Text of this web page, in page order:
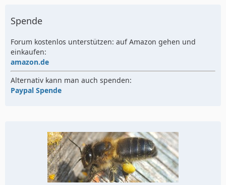
Spende
Forum kostenlos unterstützen: auf Amazon gehen und
einkaufen:
amazon.de
Alternativ kann man auch spenden:
Paypal Spende